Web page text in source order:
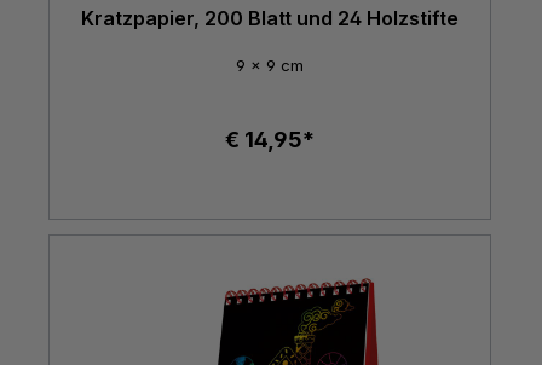
Kratzpapier, 200 Blatt und 24 Holzstifte
9 x 9 cm
€ 14,95*